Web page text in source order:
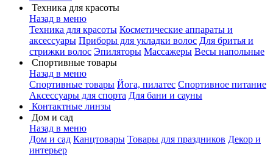
Техника для красоты
Назад в меню
Техника для красоты Косметические аппараты и
аксессуары Приборы для укладки волос Для бритья и
стрижки волос Эпиляторы Массажеры Весы напольные
Спортивные товары
Назад в меню
Спортивные товары Йога, пилатес Спортивное питание
Аксессуары для спорта Для бани и сауны
Контактные линзы
Дом и сад
Назад в меню
Дом и сад Канцтовары Товары для праздников Декор и
интерьер